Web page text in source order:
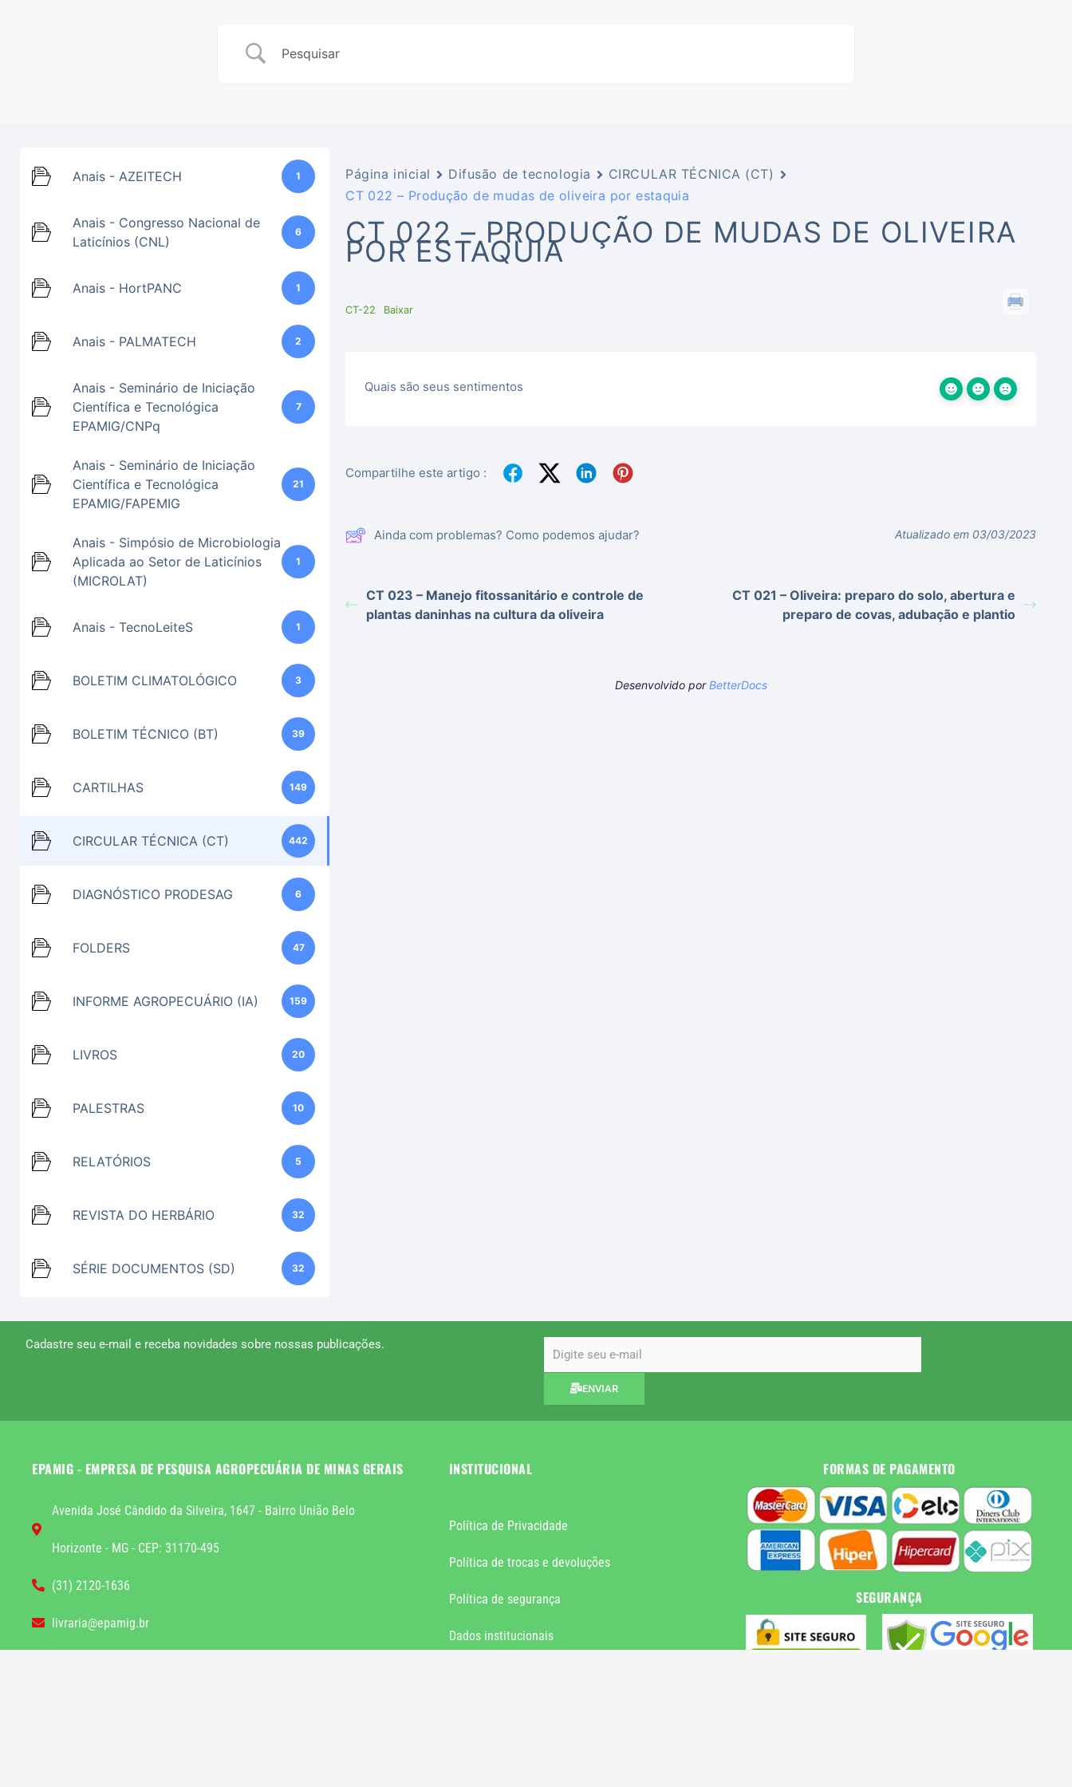
Anais - AZEITECH 1
Anais - Congresso Nacional de
Laticínios (CNL)
6
Anais - HortPANC 1
Anais - PALMATECH 2
Anais - Seminário de Iniciação
Científica e Tecnológica
EPAMIG/CNPq
7
Anais - Seminário de Iniciação
Científica e Tecnológica
EPAMIG/FAPEMIG
21
Anais - Simpósio de Microbiologia
Aplicada ao Setor de Laticínios
(MICROLAT)
1
Anais - TecnoLeiteS 1
BOLETIM CLIMATOLÓGICO 3
BOLETIM TÉCNICO (BT) 39
CARTILHAS 149
CIRCULAR TÉCNICA (CT) 442
DIAGNÓSTICO PRODESAG 6
FOLDERS 47
INFORME AGROPECUÁRIO (IA) 159
LIVROS 20
PALESTRAS 10
RELATÓRIOS 5
REVISTA DO HERBÁRIO 32
SÉRIE DOCUMENTOS (SD) 32
Página inicial Difusão de tecnologia
CIRCULAR TÉCNICA (CT)
CT 022 – Produção de mudas de oliveira por estaquia
CT 022 – PRODUÇÃO DE MUDAS DE OLIVEIRA
POR ESTAQUIA
CT-22 Baixar
Quais são seus sentimentos
Compartilhe este artigo :
Ainda com problemas? Como podemos ajudar? Atualizado em 03/03/2023
CT 023 – Manejo fitossanitário e controle de
plantas daninhas na cultura da oliveira
CT 021 – Oliveira: preparo do solo, abertura e
preparo de covas, adubação e plantio
Desenvolvido porBetterDocs
Cadastre seu e-mail e receba novidades sobre nossas publicações.
ENVIAR
EPAMIG - EMPRESA DE PESQUISA AGROPECUÁRIA DE MINAS GERAIS
Avenida José Cândido da Silveira, 1647 - Bairro União Belo
Horizonte - MG - CEP: 31170-495
(31) 2120-1636
livraria@epamig.br
INSTITUCIONAL
Política de Privacidade
Política de trocas e devoluções
Política de segurança
Dados institucionais
FORMAS DE PAGAMENTO
SEGURANÇA